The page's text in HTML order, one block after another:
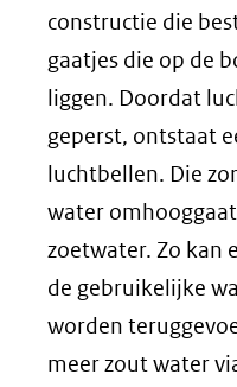
constructie die
gaatjes die op de
liggen. Doordat
geperst, ontstaat
luchtbellen. Die
water
zoetwater. Zo kan
de gebruikelijke
worden
meer zout water